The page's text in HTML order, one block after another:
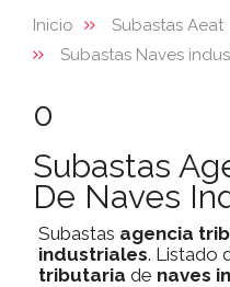
Inicio
Subastas Aeat
Subastas Naves
0
Subastas
De Naves
Subastas agencia
industriales. Listado
tributaria de naves